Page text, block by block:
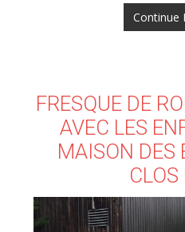
Continue
FRESQUE DE
AVEC LES
MAISON DES
CLOS